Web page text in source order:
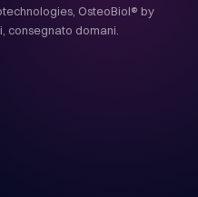
OsteoBiol® by
consegnato domani.